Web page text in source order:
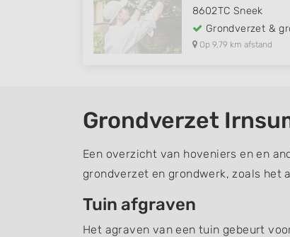
8602TC Sneek
Grondverzet &
Op 9,79 km afstand
Grondverzet
Een overzicht van hoveniers en en
grondverzet en grondwerk, zoals het
Tuin afgraven
Het agraven van een tuin gebeurt